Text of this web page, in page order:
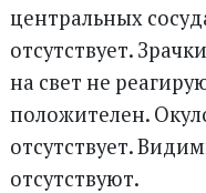
центральных
отсутствует.
на свет не
положителен.
отсутствует.
отсутствуют.